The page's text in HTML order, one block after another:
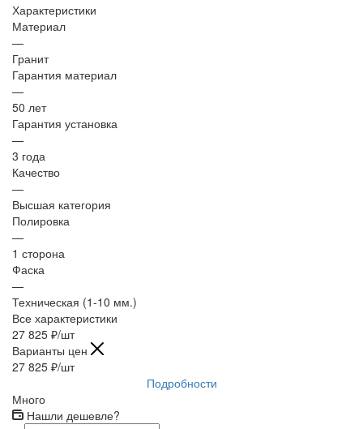
Характеристики
Материал
—
Гранит
Гарантия материал
—
50 лет
Гарантия установка
—
3 года
Качество
—
Высшая категория
Полировка
—
1 сторона
Фаска
—
Техническая (1-10 мм.)
Все характеристики
27 825 ₽/шт
Варианты цен
27 825 ₽/шт
Подробности
Много
Нашли дешевле?